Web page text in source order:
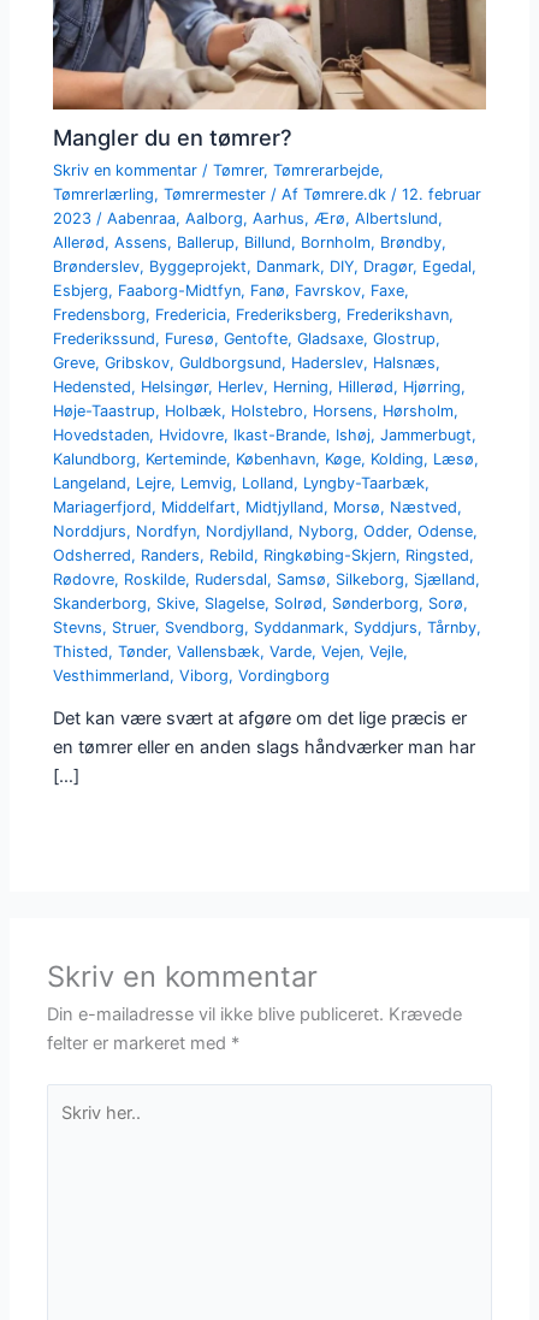
Mangler du en tømrer?
Skriv en kommentar /Tømrer,Tømrerarbejde,
Tømrerlærling,Tømrermester / AfTømrere.dk/12. februar
2023/Aabenraa,Aalborg,Aarhus,Ærø,Albertslund,
Allerød,Assens, Ballerup, Billund, Bornholm, Brøndby,
Brønderslev, Byggeprojekt, Danmark, DIY, Dragør, Egedal,
Esbjerg, Faaborg-Midtfyn, Fanø, Favrskov, Faxe,
Fredensborg, Fredericia, Frederiksberg, Frederikshavn,
Frederikssund, Furesø,Gentofte,Gladsaxe,Glostrup,
Greve,Gribskov,Guldborgsund, Haderslev, Halsnæs,
Hedensted, Helsingør, Herlev, Herning, Hillerød, Hjørring,
Høje-Taastrup, Holbæk, Holstebro, Horsens, Hørsholm,
Hovedstaden, Hvidovre, Ikast-Brande, Ishøj,Jammerbugt,
Kalundborg, Kerteminde, København, Køge, Kolding, Læsø,
Langeland, Lejre, Lemvig, Lolland, Lyngby-Taarbæk,
Mariagerfjord, Middelfart, Midtjylland, Morsø, Næstved,
Norddjurs, Nordfyn, Nordjylland, Nyborg,Odder,Odense,
Odsherred, Randers, Rebild, Ringkøbing-Skjern, Ringsted,
Rødovre, Roskilde, Rudersdal, Samsø, Silkeborg, Sjælland,
Skanderborg, Skive, Slagelse, Solrød, Sønderborg, Sorø,
Stevns, Struer, Svendborg, Syddanmark, Syddjurs,Tårnby,
Thisted,Tønder,Vallensbæk,Varde,Vejen,Vejle,
Vesthimmerland,Viborg,Vordingborg
Det kan være svært at afgøre om det lige præcis er
en tømrer eller en anden slags håndværker man har
[…]
Skriv en kommentar
Din e-mailadresse vil ikke blive publiceret. Krævede
felter er markeret med *
her..